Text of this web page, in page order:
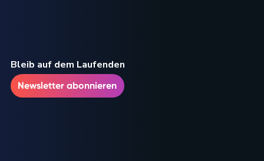
Bleib auf dem Laufenden
Newsletter abonnieren